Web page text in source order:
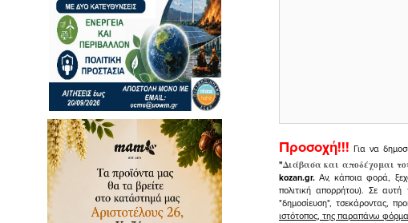
Προσοχή!!! Για να
"Διάβασα και αποδέχομαι
kozan.gr. Αν, κάποια φορά,
πολιτική απορρήτου). Σε
"δημοσίευση", τσεκάροντας,
ιστότοπος, της παραπάνω